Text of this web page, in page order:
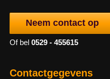
Neem contact op
Of bel 0529 - 455615
Contactgegevens